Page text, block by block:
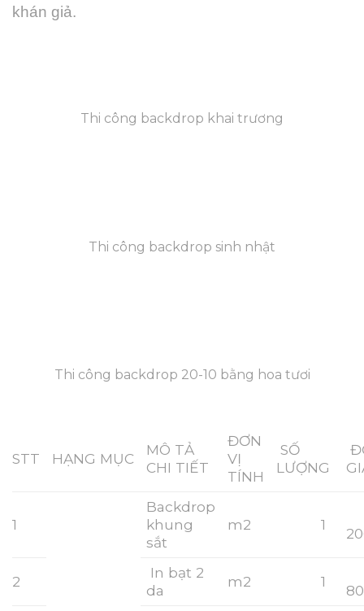
khán giả.
Thi công backdrop khai trương
Thi công backdrop sinh nhật
Thi công backdrop 20-10 bằng hoa tươi
STT HẠNG MỤC
MÔ TẢ
CHI TIẾT
ĐƠN
VỊ
TÍNH
SỐ
LƯỢNG
1
Backdrop
khung
sắt
m2 1
2
In bạt 2
da
m2 1